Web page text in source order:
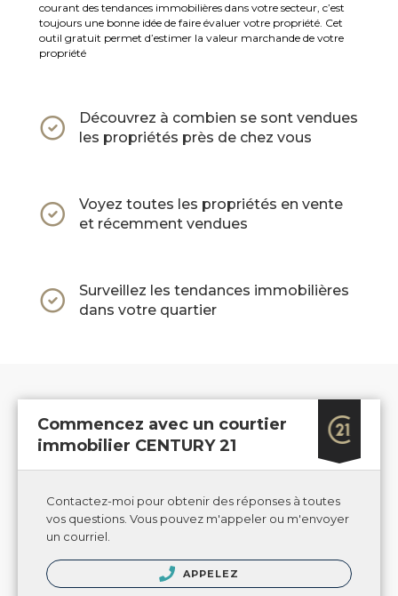
courant des tendances immobilières dans votre secteur, c’est
toujours une bonne idée de faire évaluer votre propriété. Cet
outil gratuit permet d’estimer la valeur marchande de votre
propriété
Découvrez à combien se sont vendues
les propriétés près de chez vous
Voyez toutes les propriétés en vente
et récemment vendues
Surveillez les tendances immobilières
dans votre quartier
Commencez avec un courtier
immobilier CENTURY 21
Contactez-moi pour obtenir des réponses à toutes
vos questions. Vous pouvez m'appeler ou m'envoyer
un courriel.
APPELEZ